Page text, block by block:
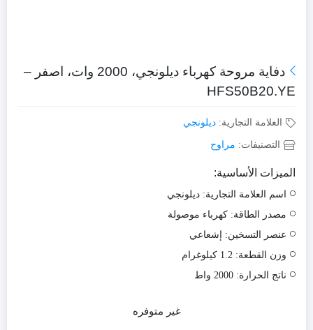
دفاية مروحة كهرباء ديلونجي، 2000 وات، اصفر –
HFS50B20.YE
العلامة التجارية: ديلونجي
التصنيفات: مراوح
الميزات الأساسية:
اسم العلامة التجارية: ديلونجي
مصدر الطاقة: كهرباء موصولة
عنصر التسخين: إشعاعي
وزن القطعة: 1.2 كيلوغرام
ناتج الحرارة: 2000 واط
غير متوفره